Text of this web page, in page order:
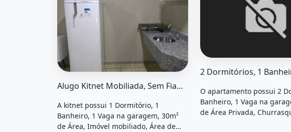
O imóvel &quot;Alugo kitnet mobiliada, sem fiador, incluindo
Alugo Kitnet Mobiliada, Sem Fiador, Incluindo Água Luz e Net
A kitnet possui 1 Dormitório, 1
Banheiro, 1 Vaga na garagem, 30m²
de Área, Imóvel mobiliado, Área de
O apartamento possui 2
Banheiro, 1 Vaga na
de Área Privada,